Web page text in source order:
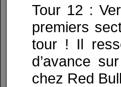
Tour 12 :
premiers
tour ! Il
d’avance
chez Red